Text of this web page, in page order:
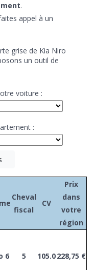
.
appel à un
grise de Kia Niro
un outil de
voiture :
:
Cheval
fiscal
CV
Prix
dans
votre
région
6 5 105.0228,75 €